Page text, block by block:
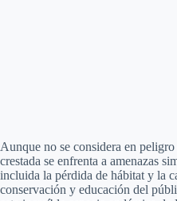
Aunque no se considera en
crestada se enfrenta a amenazas
incluida la pérdida de hábitat y la
conservación y educación del